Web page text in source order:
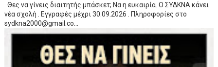
Θες να γίνεις διαιτητής μπάσκετ; Να η ευκαιρία. Ο ΣΥΔΚΝΑ κάνει
νέα σχολή . Εγγραφές μέχρι 30.09.2026 . Πληροφορίες στο
sydkna2000@gmail.co...